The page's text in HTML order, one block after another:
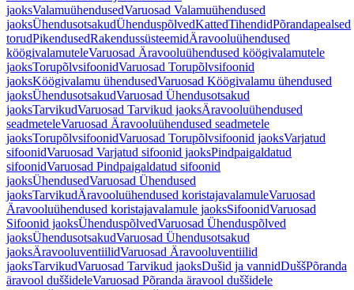
jaoksValamuühendusedVaruosad Valamuühendused
jaoksÜhendusotsakudÜhenduspõlvedKattedTihendidPõrandapealsed
torudPikendusedRakendussüsteemidÄravooluühendused
köögivalamuteleVaruosad Äravooluühendused köögivalamutele
jaoksTorupõlvsifoonidVaruosad Torupõlvsifoonid
jaoksKöögivalamu ühendusedVaruosad Köögivalamu ühendused
jaoksÜhendusotsakudVaruosad Ühendusotsakud
jaoksTarvikudVaruosad Tarvikud jaoksÄravooluühendused
seadmeteleVaruosad Äravooluühendused seadmetele
jaoksTorupõlvsifoonidVaruosad Torupõlvsifoonid jaoksVarjatud
sifoonidVaruosad Varjatud sifoonid jaoksPindpaigaldatud
sifoonidVaruosad Pindpaigaldatud sifoonid
jaoksÜhendusedVaruosad Ühendused
jaoksTarvikudÄravooluühendused koristajavalamuleVaruosad
Äravooluühendused koristajavalamule jaoksSifoonidVaruosad
Sifoonid jaoksÜhenduspõlvedVaruosad Ühenduspõlved
jaoksÜhendusotsakudVaruosad Ühendusotsakud
jaoksÄravooluventiilidVaruosad Äravooluventiilid
jaoksTarvikudVaruosad Tarvikud jaoksDušid ja vannidDuššPõranda
äravool duššideleVaruosad Põranda äravool duššidele